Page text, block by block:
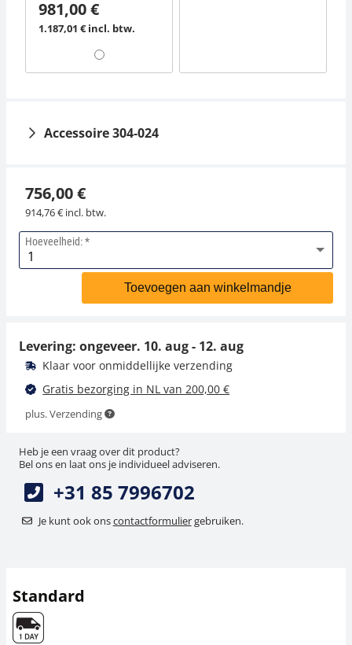
981,00 €
1.187,01 € incl. btw.
Accessoire 304-024
Kunststof
gewichtenetui KERN
119,79 € incl. btw.
756,00 €
914,76 € incl. btw.
Hoeveelheid:
Toevoegen aan winkelmandje
Levering: ongeveer. 10. aug - 12. aug
Klaar voor onmiddellijke verzending
Gratis bezorging in NL van 200,00 €
plus. Verzending
Heb je een vraag over dit product?
Bel ons en laat ons je individueel adviseren.
+31 85 7996702
Je kunt ook onscontactformuliergebruiken.
Standard